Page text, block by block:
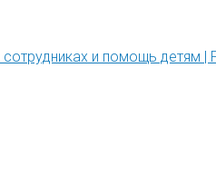
и помощь детям |